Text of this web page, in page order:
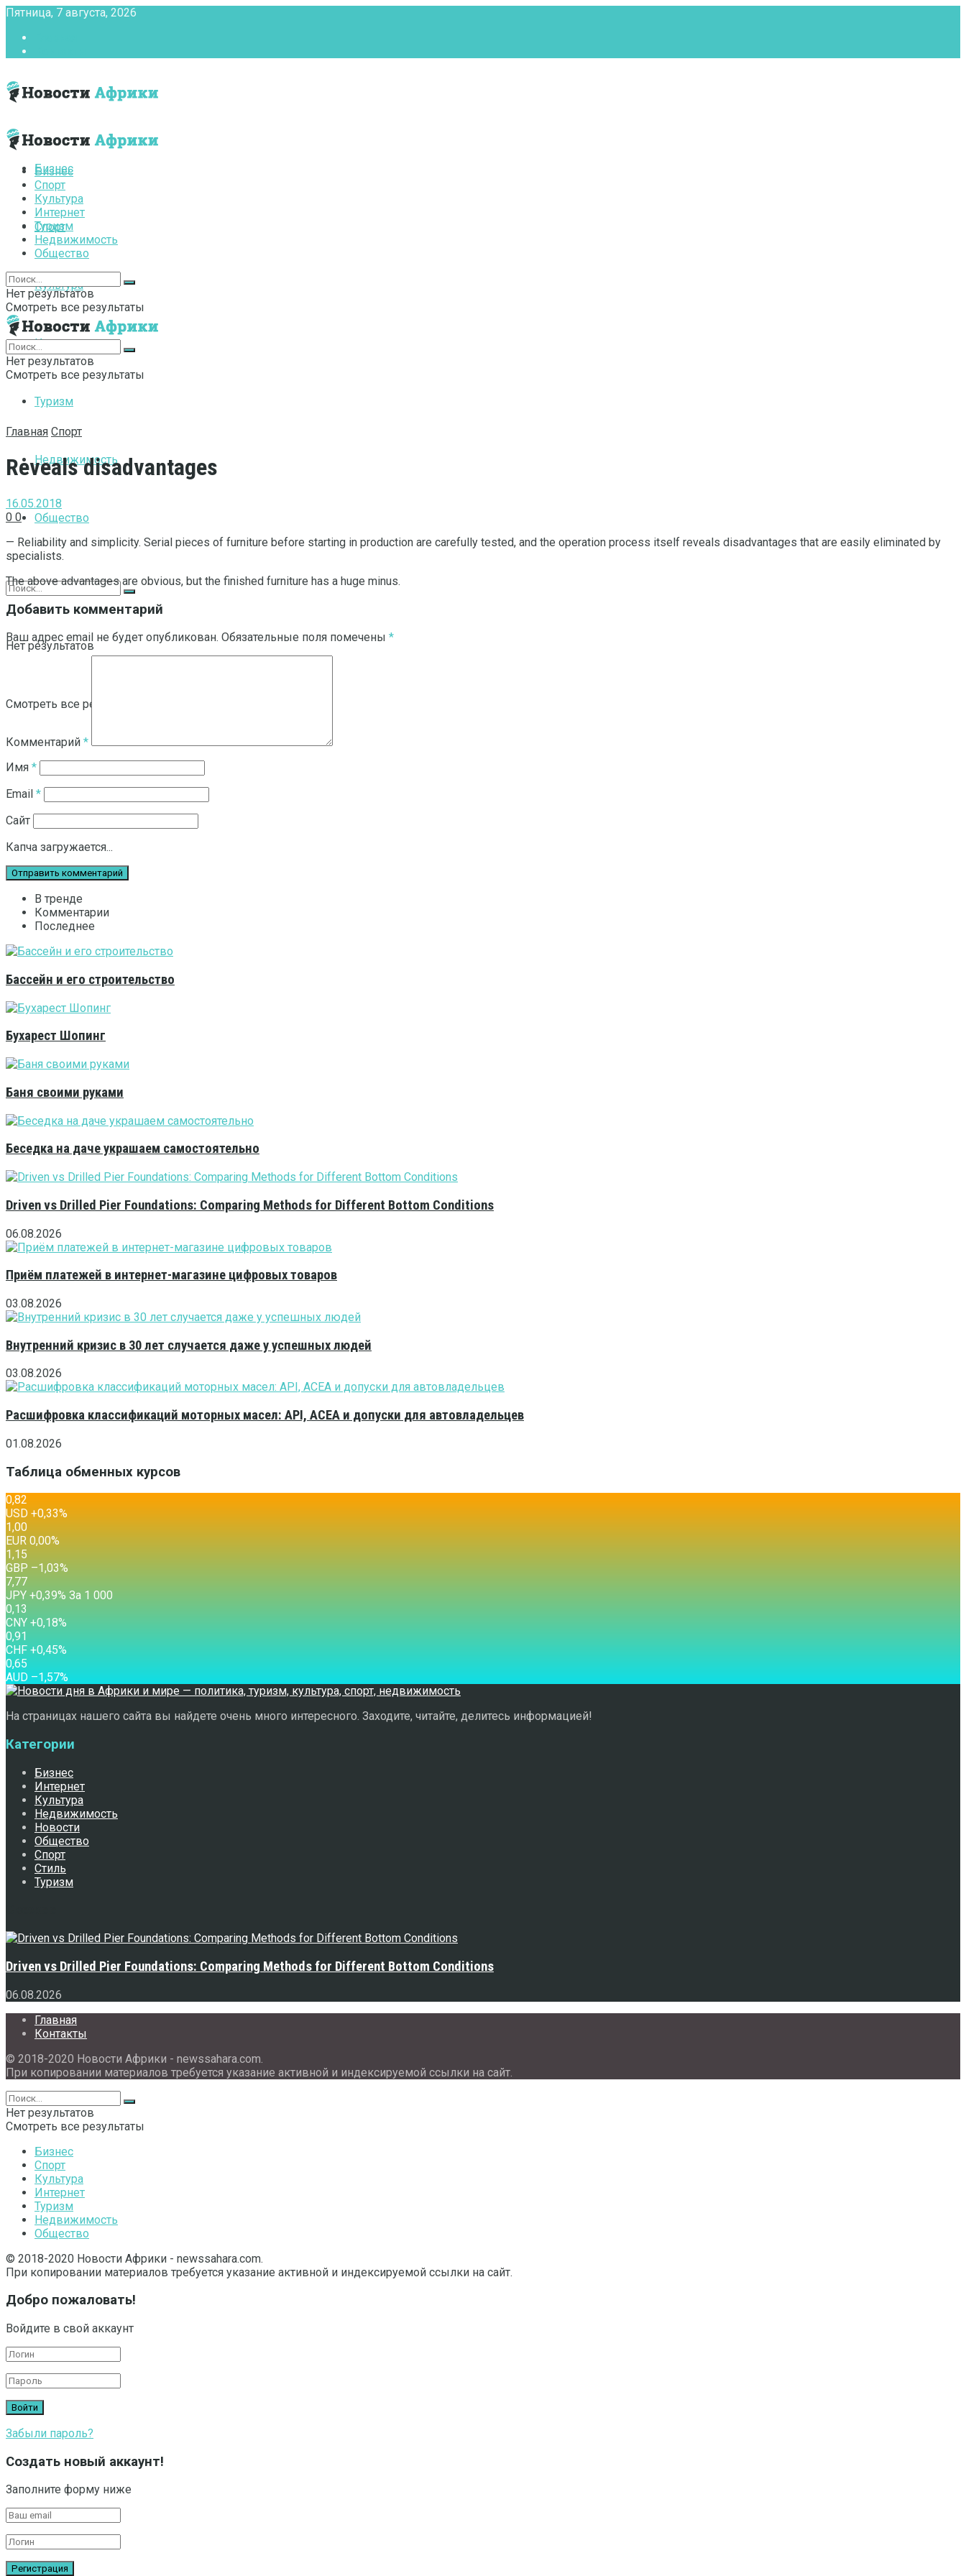
Пятница, 7 августа, 2026
Бизнес
Спорт
Культура
Интернет
Туризм
Недвижимость
Общество
Нет результатов
Смотреть все результаты
Бизнес
Спорт
Культура
Интернет
Туризм
Недвижимость
Общество
Нет результатов
Смотреть все результаты
Нет результатов
Смотреть все результаты
Главная Спорт
Reveals disadvantages
16.05.2018
0 0
— Reliability and simplicity. Serial pieces of furniture before starting in production are carefully tested, and the operation process itself reveals disadvantages that are easily eliminated by
specialists.
The above advantages are obvious, but the finished furniture has a huge minus.
Добавить комментарий
Ваш адрес email не будет опубликован. Обязательные поля помечены *
Комментарий *
Имя *
Email *
Сайт
Капча загружается...
В тренде
Комментарии
Последнее
Бассейн и его строительство
Бухарест Шопинг
Баня своими руками
Беседка на даче украшаем самостоятельно
Driven vs Drilled Pier Foundations: Comparing Methods for Different Bottom Conditions
06.08.2026
Приём платежей в интернет-магазине цифровых товаров
03.08.2026
Внутренний кризис в 30 лет случается даже у успешных людей
03.08.2026
Расшифровка классификаций моторных масел: API, ACEA и допуски для автовладельцев
01.08.2026
Таблица обменных курсов
0,82
USD +0,33%
1,00
EUR 0,00%
1,15
GBP –1,03%
7,77
JPY +0,39% За 1 000
0,13
CNY +0,18%
0,91
CHF +0,45%
0,65
AUD –1,57%
На страницах нашего сайта вы найдете очень много интересного. Заходите, читайте, делитесь информацией!
Категории
Бизнес
Интернет
Культура
Недвижимость
Новости
Общество
Спорт
Стиль
Туризм
Driven vs Drilled Pier Foundations: Comparing Methods for Different Bottom Conditions
06.08.2026
Главная
Контакты
© 2018-2020 Новости Африки - newssahara.com.
При копировании материалов требуется указание активной и индексируемой ссылки на сайт.
Нет результатов
Смотреть все результаты
Бизнес
Спорт
Культура
Интернет
Туризм
Недвижимость
Общество
© 2018-2020 Новости Африки - newssahara.com.
При копировании материалов требуется указание активной и индексируемой ссылки на сайт.
Добро пожаловать!
Войдите в свой аккаунт
Забыли пароль?
Создать новый аккаунт!
Заполните форму ниже